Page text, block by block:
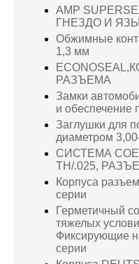
AMP
ГНЕЗДО И
Обжимные
1,3 мм
РАЗЪЕМА
Замки
и обеспечение
Заглушки для
диаметром
СИСТЕМА
TH/.025,
Корпуса
серии
Герметичный
тяжелых
Фиксирующие
серии